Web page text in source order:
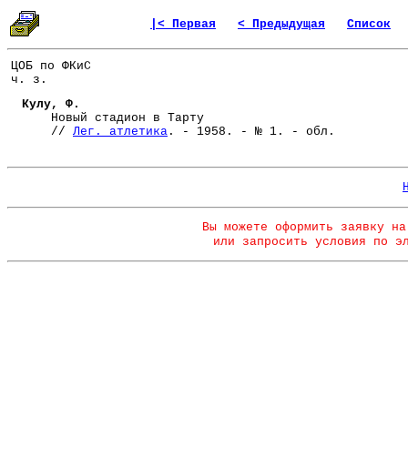
|< Первая < Предыдущая Список
ЦОБ по ФКиС
ч. з.
Кулу, Ф.
Новый стадион в Тарту
// Лег. атлетика . - 1958. - № 1. - обл.
Вы можете оформить заявку
или запросить условия по